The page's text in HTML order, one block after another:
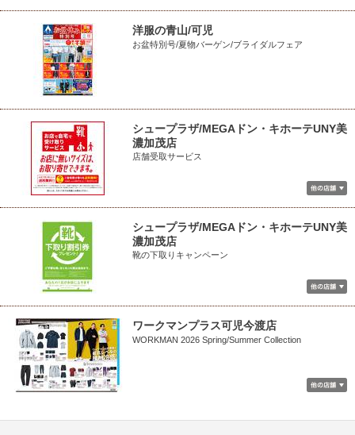
洋服の青山/可児
お盆特別号/夏物バーゲン/ブライダルフェア
シュープラザ/MEGAドン・キホーテUNY美
濃加茂店
店舗受取サービス
シュープラザ/MEGAドン・キホーテUNY美
濃加茂店
靴の下取りキャンペーン
ワークマンプラス可児今渡店
WORKMAN 2026 Spring/Summer Collection